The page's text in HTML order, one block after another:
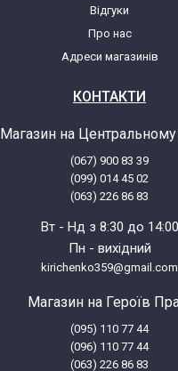
Відгуки
Про нас
Адреси магазинів
КОНТАКТИ
Магазин на
(067) 900 83 39
(099) 014 45 02
(063) 226 86 83
Вт - Нд з 8:30 до 14:00
Пн - вихідний
kirichenko359@gmail.com
Магазин на Героїв
(095) 110 77 44
(096) 110 77 44
(063) 226 86 83